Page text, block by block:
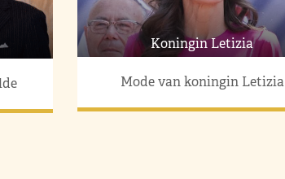
Koningin Letizia
Mode van koningin Letizia